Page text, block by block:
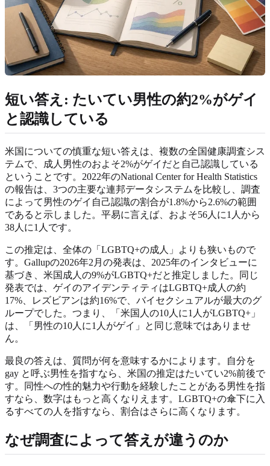
短い答え: たいてい男性の約2%がゲイ
と認識している
米国についての慎重な短い答えは、複数の全国健康調査シス
テムで、成人男性のおよそ2%がゲイだと自己認識している
ということです。2022年のNational Center for Health Statistics
の報告は、3つの主要な連邦データシステムを比較し、調査
によって男性のゲイ自己認識の割合が1.8%から2.6%の範囲
であると示しました。平易に言えば、およそ56人に1人から
38人に1人です。
この推定は、全体の「LGBTQ+の成人」よりも狭いもので
す。Gallupの2026年2月の発表は、2025年のインタビューに
基づき、米国成人の9%がLGBTQ+だと推定しました。同じ
発表では、ゲイのアイデンティティはLGBTQ+成人の約
17%、レズビアンは約16%で、バイセクシュアルが最大のグ
ループでした。つまり、「米国人の10人に1人がLGBTQ+」
は、「男性の10人に1人がゲイ」と同じ意味ではありませ
ん。
最良の答えは、質問が何を意味するかによります。自分を
gay と呼ぶ男性を指すなら、米国の推定はたいてい2%前後で
す。同性への性的魅力や行動を経験したことがある男性を指
すなら、数字はもっと高くなりえます。LGBTQ+の傘下に入
るすべての人を指すなら、割合はさらに高くなります。
なぜ調査によって答えが違うのか